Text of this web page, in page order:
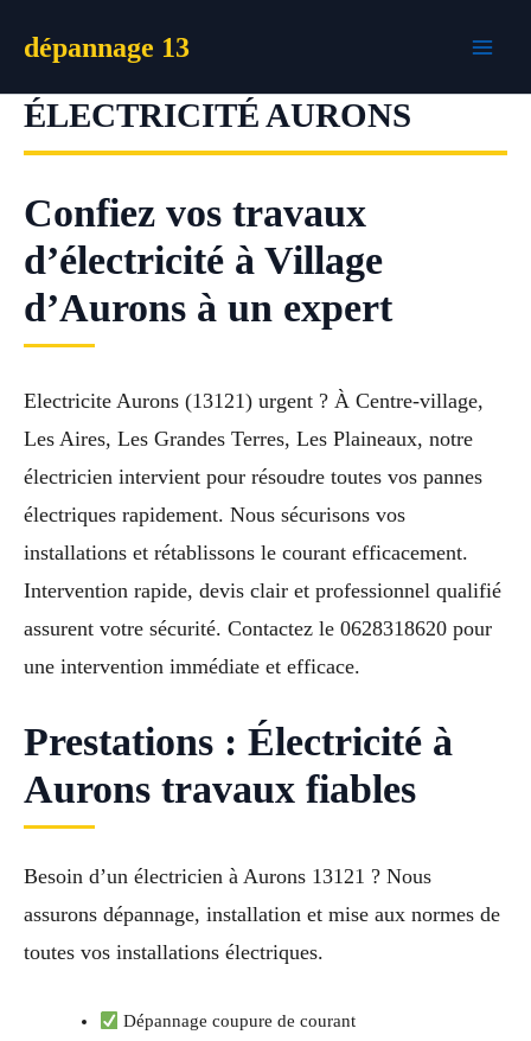
dépannage 13
ÉLECTRICITÉ AURONS
Confiez vos travaux
d’électricité à Village
d’Aurons à un expert
Electricite Aurons (13121) urgent ? À Centre-village,
Les Aires, Les Grandes Terres, Les Plaineaux, notre
électricien intervient pour résoudre toutes vos pannes
électriques rapidement. Nous sécurisons vos
installations et rétablissons le courant efficacement.
Intervention rapide, devis clair et professionnel qualifié
assurent votre sécurité. Contactez le 0628318620 pour
une intervention immédiate et efficace.
Prestations : Électricité à
Aurons travaux fiables
Besoin d’un électricien à Aurons 13121 ? Nous
assurons dépannage, installation et mise aux normes de
toutes vos installations électriques.
Dépannage coupure de courant